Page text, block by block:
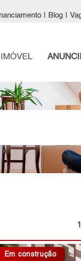
Blog
Em construção